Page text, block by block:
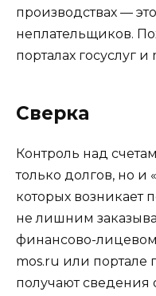
производствах —
неплательщиков.
порталах госуслуг и
Сверка
Контроль над
только долгов, но и
которых возникает
не лишним
финансово-
mos.ru или портале
получают сведения